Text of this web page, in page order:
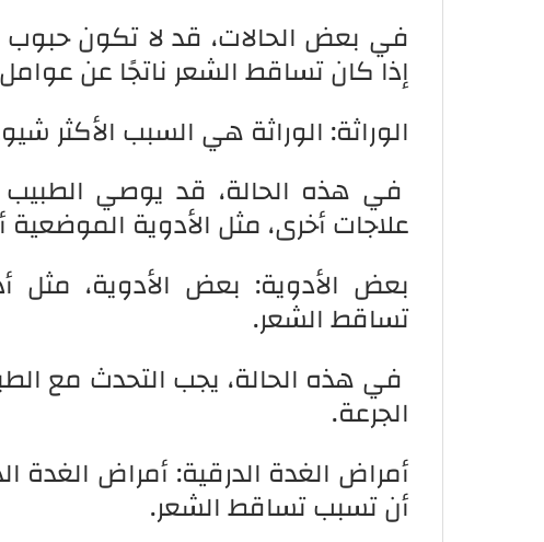
في بعض الحالات، قد لا تكون حبوب
إذا كان تساقط الشعر ناتجًا عن
الوراثة: الوراثة هي السبب الأكثر
في هذه الحالة، قد يوصي الطبيب
علاجات أخرى، مثل الأدوية الموضعية أو
بعض الأدوية: بعض الأدوية، مثل
تساقط الشعر.
في هذه الحالة، يجب التحدث مع
الجرعة.
أمراض الغدة الدرقية: أمراض الغدة
أن تسبب تساقط الشعر.